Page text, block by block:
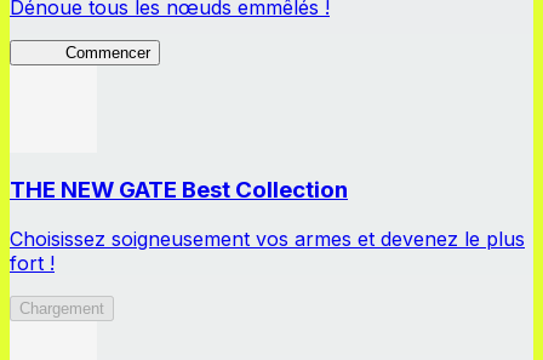
Dénoue tous les nœuds emmêlés !
Commencer
THE NEW GATE Best Collection
Choisissez soigneusement vos armes et devenez le plus
fort !
Chargement